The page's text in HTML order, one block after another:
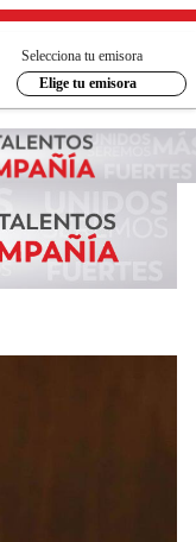
Selecciona tu emisora
Elige tu emisora